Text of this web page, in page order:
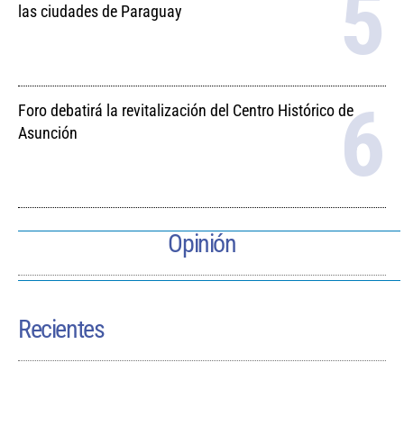
las ciudades de Paraguay
Foro debatirá la revitalización del Centro Histórico de
Asunción
Opinión
Recientes